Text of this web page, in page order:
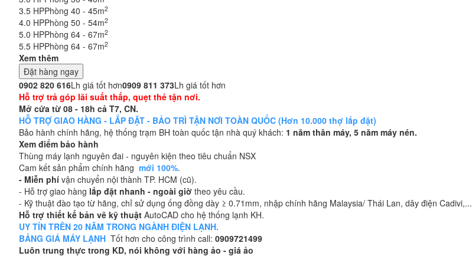
3.5 HPPhòng 40 - 45m2
4.0 HPPhòng 50 - 54m2
5.0 HPPhòng 64 - 67m2
5.5 HPPhòng 64 - 67m2
Xem thêm
Đặt hàng ngay
0902 820 616Lh giá tốt hơn0909 811 373Lh giá tốt hơn
Hỗ trợ trả góp lãi suất thấp, quẹt thẻ tận nơi.
Mở cửa từ 08 - 18h cả T7, CN.
HỖ TRỢ GIAO HÀNG - LẮP ĐẶT - BẢO TRÌ TẬN NƠI TOÀN QUỐC (Hơn 10.000 thợ lắp đặt)
Bảo hành chính hãng, hệ thống trạm BH toàn quốc tận nhà quý khách: 1 năm thân máy, 5 năm máy nén.
Xem điểm bảo hành
Thùng máy lạnh nguyên đai - nguyên kiện theo tiêu chuẩn NSX
Cam kết sản phẩm chính hãng mới 100%.
- Miễn phí vận chuyển nội thành TP. HCM (cũ).
- Hỗ trợ giao hàng lắp đặt nhanh - ngoài giờ theo yêu cầu.
- Kỹ thuật đào tạo từ hãng, chỉ sử dụng ống đồng dày ≥ 0.71mm, nhập chính hãng Malaysia/ Thái Lan, dây điện Cadivi,...
Hỗ trợ thiết kế bản vẽ kỹ thuật AutoCAD cho hệ thống lạnh KH.
UY TÍN TRÊN 20 NĂM TRONG NGÀNH ĐIỆN LẠNH.
BẢNG GIÁ MÁY LẠNH Tốt hơn cho công trình call: 0909721499
Luôn trung thực trong KD, nói không với hàng ảo - giá ảo